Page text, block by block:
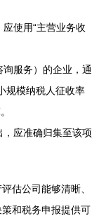
使用“主营业务收
询服务）的企业，通
规模纳税人征收率
应准确归集至该项
估公司能够清晰、
和税务申报提供可